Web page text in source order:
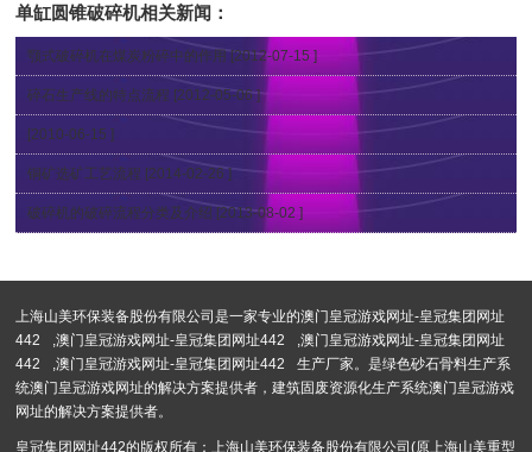
单缸圆锥破碎机相关新闻：
颚式破碎机在煤炭粉碎中的作用 [2012-07-15 ]
碎石生产线的特点流程 [2012-05-06 ]
[2010-06-15 ]
铜矿选矿工艺流程 [2014-02-26 ]
破碎机的破碎流程分类及介绍 [2013-08-02 ]
上海山美环保装备股份有限公司是一家专业的澳门皇冠游戏网址-皇冠集团网址
442
,澳门皇冠游戏网址-皇冠集团网址442 ,澳门皇冠游戏网址-皇冠集团网址
442
,澳门皇冠游戏网址-皇冠集团网址442
生产厂家。是绿色砂石骨料生产系
统澳门皇冠游戏网址的解决方案提供者，建筑固废资源化生产系统澳门皇冠游戏
网址的解决方案提供者。
皇冠集团网址442的版权所有：上海山美环保装备股份有限公司(原上海山美重型